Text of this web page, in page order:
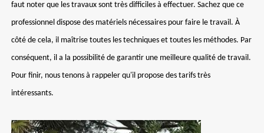
faut noter que les travaux sont très difficiles à effectuer. Sachez que ce
professionnel dispose des matériels nécessaires pour faire le travail. À
côté de cela, il maîtrise toutes les techniques et toutes les méthodes. Par
conséquent, il a la possibilité de garantir une meilleure qualité de travail.
Pour finir, nous tenons à rappeler qu'il propose des tarifs très
intéressants.